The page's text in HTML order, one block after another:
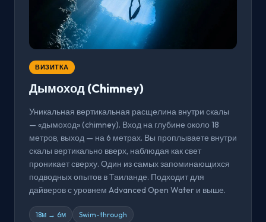
ВИЗИТКА
Дымоход (Chimney)
Уникальная вертикальная расщелина внутри скалы
— «дымоход» (chimney). Вход на глубине около 18
метров, выход — на 6 метрах. Вы проплываете внутри
скалы вертикально вверх, наблюдая как свет
проникает сверху. Один из самых запоминающихся
подводных опытов в Таиланде. Подходит для
дайверов с уровнем Advanced Open Water и выше.
18м → 6м Swim-through